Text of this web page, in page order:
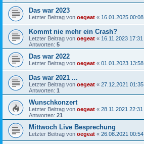
Das war 2023
Letzter Beitrag von oegeat « 16.01.2025 00:08
Kommt nie mehr ein Crash?
Letzter Beitrag von oegeat « 16.11.2023 17:31
Antworten: 5
Das war 2022
Letzter Beitrag von oegeat « 01.01.2023 13:58
Das war 2021 ...
Letzter Beitrag von oegeat « 27.12.2021 01:35
Antworten: 1
Wunschkonzert
Letzter Beitrag von oegeat « 28.11.2021 22:31
Antworten: 21
Mittwoch Live Besprechung
Letzter Beitrag von oegeat « 26.08.2021 00:54